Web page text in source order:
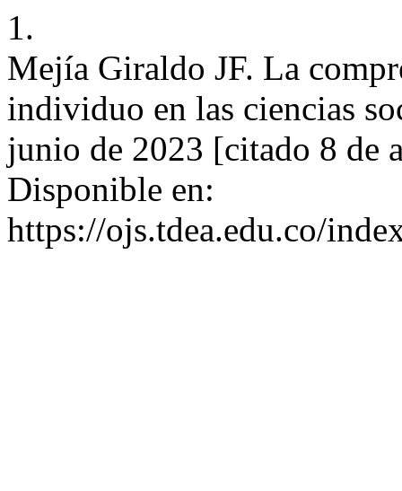
1.
Mejía Giraldo JF. La
individuo en las ciencias
junio de 2023 [citado 8 de
Disponible en:
https://ojs.tdea.edu.co/